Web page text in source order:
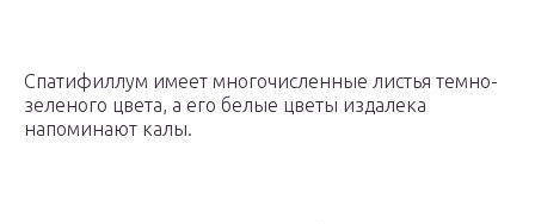
Спатифиллум имеет многочисленные листья темно-
зеленого цвета, а его белые цветы издалека
напоминают калы.